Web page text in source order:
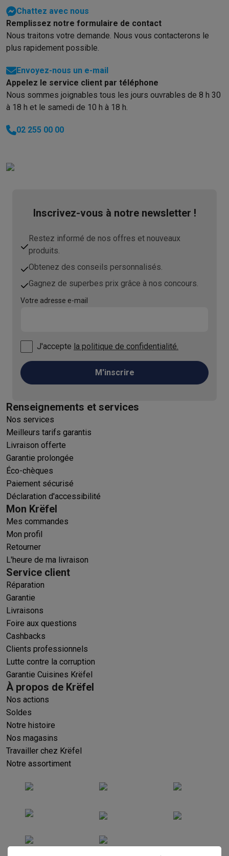
Chattez avec nous
Remplissez notre formulaire de contact
Nous traitons votre demande. Nous vous contacterons le
plus rapidement possible.
Envoyez-nous un e-mail
Appelez le service client par téléphone
Nous sommes joignables tous les jours ouvrables de 8 h 30
à 18 h et le samedi de 10 h à 18 h.
02 255 00 00
Inscrivez-vous à notre newsletter !
Restez informé de nos offres et nouveaux
produits.
Obtenez des conseils personnalisés.
Gagnez de superbes prix grâce à nos concours.
Votre adresse e-mail
J'accepte la politique de confidentialité.
M'inscrire
Renseignements et services
Nos services
Meilleurs tarifs garantis
Livraison offerte
Garantie prolongée
Éco-chèques
Paiement sécurisé
Déclaration d'accessibilité
Mon Krëfel
Mes commandes
Mon profil
Retourner
L'heure de ma livraison
Service client
Réparation
Garantie
Livraisons
Foire aux questions
Cashbacks
Clients professionnels
Lutte contre la corruption
Garantie Cuisines Krëfel
À propos de Krëfel
Nos actions
Soldes
Notre histoire
Nos magasins
Travailler chez Krëfel
Notre assortiment